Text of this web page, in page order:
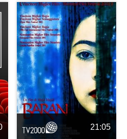
21:05